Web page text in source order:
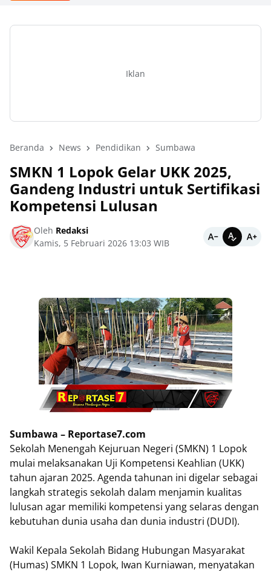
Iklan
Beranda News Pendidikan Sumbawa
SMKN 1 Lopok Gelar UKK 2025,
Gandeng Industri untuk Sertifikasi
Kompetensi Lulusan
Oleh Redaksi
Kamis, 5 Februari 2026 13:03 WIB
Sumbawa – Reportase7.com
Sekolah Menengah Kejuruan Negeri (SMKN) 1 Lopok
mulai melaksanakan Uji Kompetensi Keahlian (UKK)
tahun ajaran 2025. Agenda tahunan ini digelar sebagai
langkah strategis sekolah dalam menjamin kualitas
lulusan agar memiliki kompetensi yang selaras dengan
kebutuhan dunia usaha dan dunia industri (DUDI).
Wakil Kepala Sekolah Bidang Hubungan Masyarakat
(Humas) SMKN 1 Lopok, Iwan Kurniawan, menyatakan